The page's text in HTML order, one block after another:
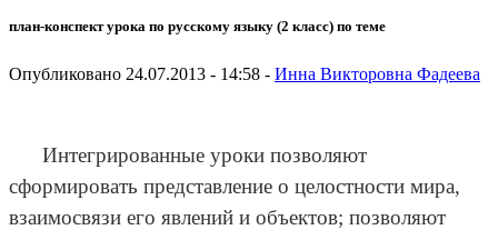
план-конспект урока по русскому языку (2 класс) по теме
Опубликовано 24.07.2013 - 14:58 - Инна Викторовна Фадеева
Интегрированные уроки позволяют
сформировать представление о целостности мира,
взаимосвязи его явлений и объектов; позволяют